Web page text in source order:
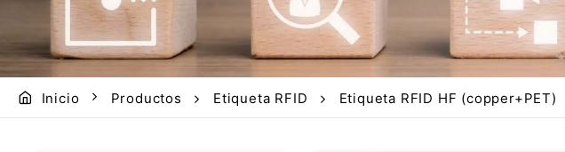
Inicio Productos Etiqueta RFID Etiqueta RFID HF (copper+PET)